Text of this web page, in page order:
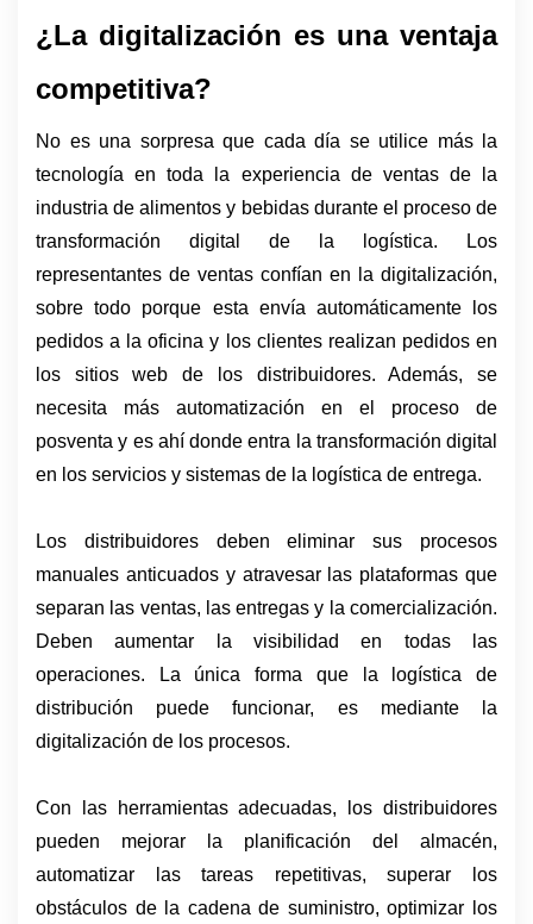
¿La digitalización es una ventaja
competitiva?
No es una sorpresa que cada día se utilice más la
tecnología en toda la experiencia de ventas de la
industria de alimentos y bebidas durante el proceso de
transformación digital de la logística. Los
representantes de ventas confían en la digitalización,
sobre todo porque esta envía automáticamente los
pedidos a la oficina y los clientes realizan pedidos en
los sitios web de los distribuidores. Además, se
necesita más automatización en el proceso de
posventa y es ahí donde entra la transformación digital
en los servicios y sistemas de la logística de entrega.
Los distribuidores deben eliminar sus procesos
manuales anticuados y atravesar las plataformas que
separan las ventas, las entregas y la comercialización.
Deben aumentar la visibilidad en todas las
operaciones. La única forma que la logística de
distribución puede funcionar, es mediante la
digitalización de los procesos.
Con las herramientas adecuadas, los distribuidores
pueden mejorar la planificación del almacén,
automatizar las tareas repetitivas, superar los
obstáculos de la cadena de suministro, optimizar los